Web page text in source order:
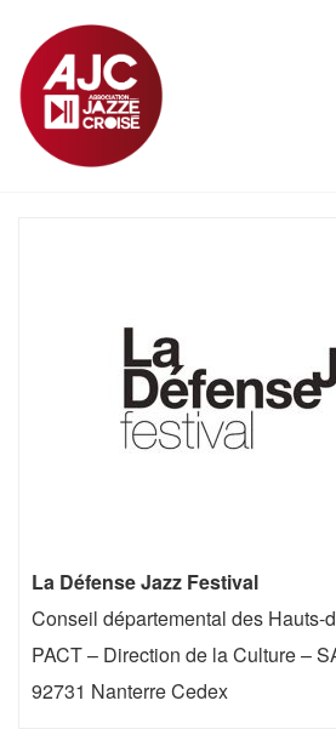
La Défense Jazz Festival
Conseil départemental des Hauts-
PACT – Direction de la Culture –
92731 Nanterre Cedex